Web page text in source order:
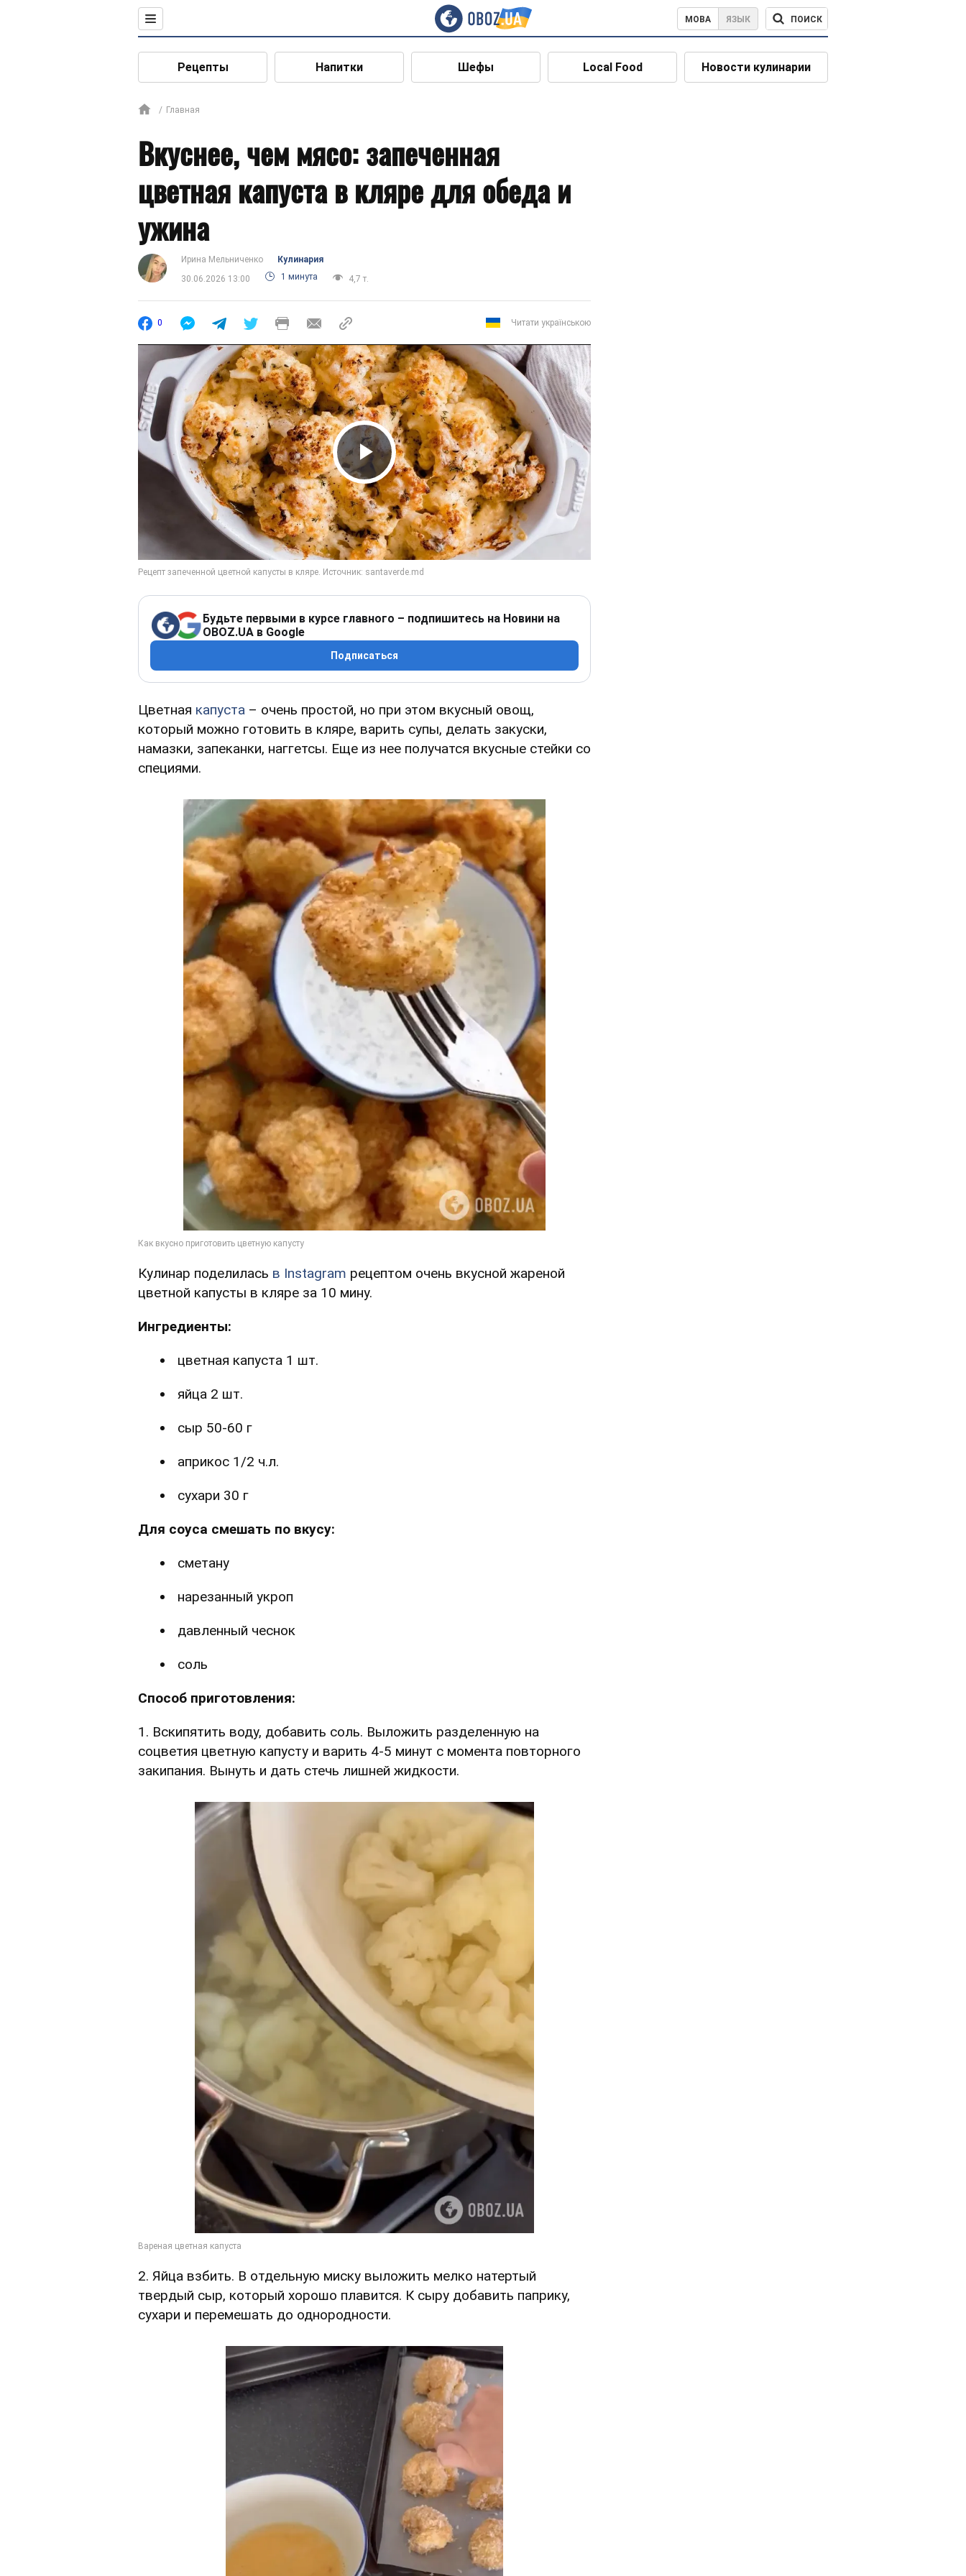
МОВА ЯЗЫК ПОИСК
Рецепты Напитки Шефы Local Food Новости кулинарии
Главная
Вкуснее, чем мясо: запеченная
цветная капуста в кляре для обеда и
ужина
Ирина Мельниченко
Кулинария
30.06.2026 13:00
1 минута 4,7 т.
0 Читати українською
Play Video
Будьте первыми в курсе главного – подпишитесь на Новини на
OBOZ.UA в Google
Подписаться
Цветная капуста – очень простой, но при этом вкусный овощ,
который можно готовить в кляре, варить супы, делать закуски,
намазки, запеканки, наггетсы. Еще из нее получатся вкусные стейки со
специями.
Кулинар поделилась в Instagram рецептом очень вкусной жареной
цветной капусты в кляре за 10 мину.
Ингредиенты:
цветная капуста 1 шт.
яйца 2 шт.
сыр 50-60 г
априкос 1/2 ч.л.
сухари 30 г
Для соуса смешать по вкусу:
сметану
нарезанный укроп
давленный чеснок
соль
Способ приготовления:
1. Вскипятить воду, добавить соль. Выложить разделенную на
соцветия цветную капусту и варить 4-5 минут с момента повторного
закипания. Вынуть и дать стечь лишней жидкости.
2. Яйца взбить. В отдельную миску выложить мелко натертый
твердый сыр, который хорошо плавится. К сыру добавить паприку,
сухари и перемешать до однородности.